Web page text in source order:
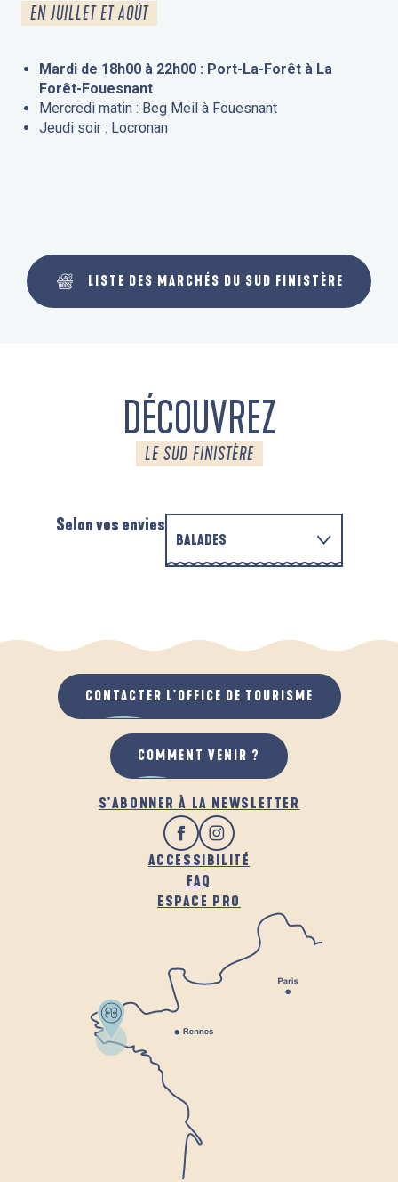
EN JUILLET ET AOÛT
Mardi de 18h00 à 22h00 : Port-La-Forêt à La
Forêt-Fouesnant
Mercredi matin : Beg Meil à Fouesnant
Jeudi soir : Locronan
LISTE DES MARCHÉS DU SUD FINISTÈRE
DÉCOUVREZ
LE SUD FINISTÈRE
Selon vos envies
BALADES
QUAND IL PLEUT
AU GRAND AIR
S'ABONNER À LA NEWSLETTER
ACCESSIBILITÉ
FAQ
ESPACE PRO
CONTACTER L'OFFICE DE TOURISME
COMMENT VENIR ?